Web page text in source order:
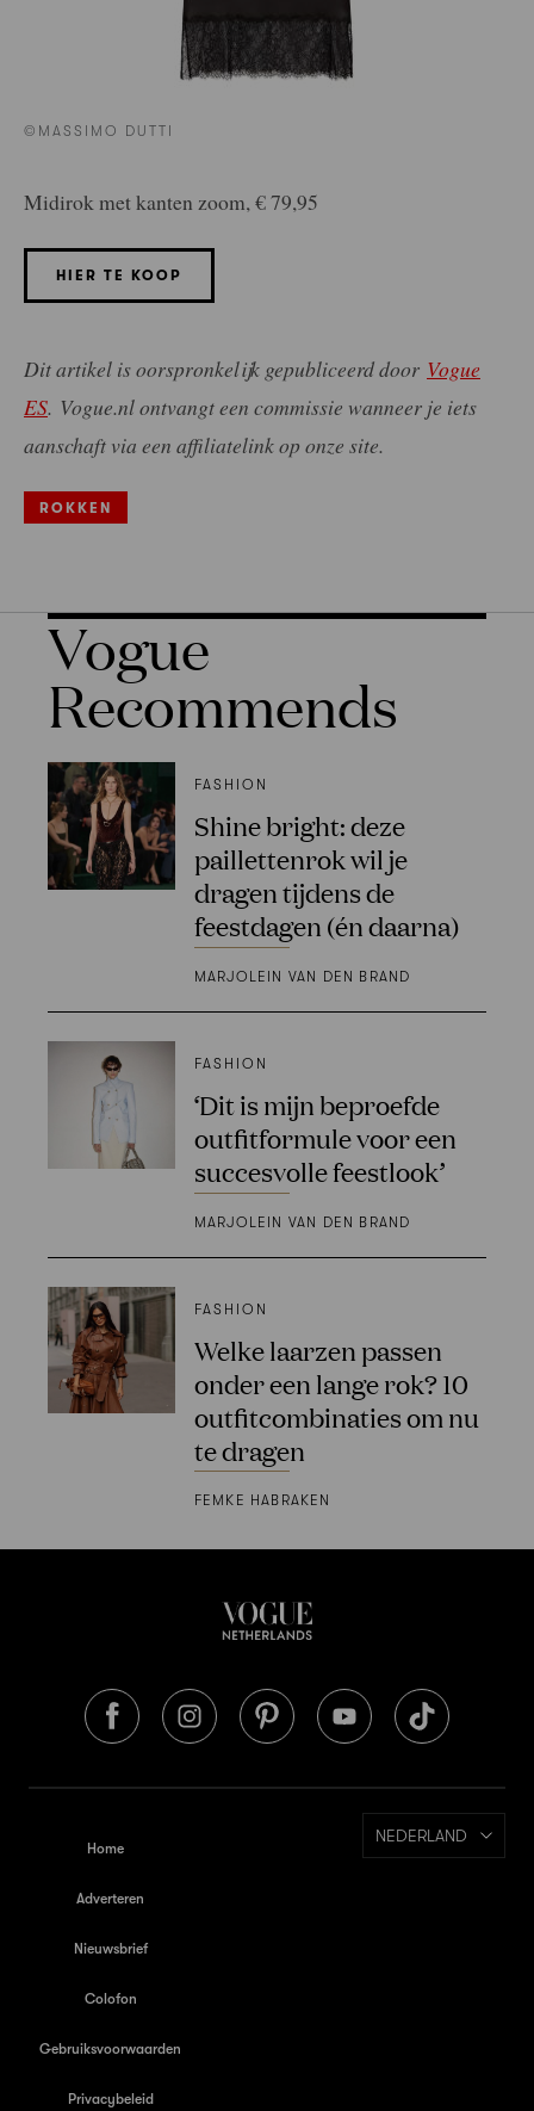
©MASSIMO DUTTI
Midirok met kanten zoom, € 79,95
HIER TE KOOP
Dit artikel is oorspronkelijk gepubliceerd door Vogue
ES. Vogue.nl ontvangt een commissie wanneer je iets
aanschaft via een affiliatelink op onze site.
ROKKEN
Vogue
Recommends
FASHION
Shine bright: deze
paillettenrok wil je
dragen tijdens de
feestdagen (én daarna)
MARJOLEIN VAN DEN BRAND
FASHION
‘Dit is mijn beproefde
outfitformule voor een
succesvolle feestlook’
MARJOLEIN VAN DEN BRAND
FASHION
Welke laarzen passen
onder een lange rok? 10
outfitcombinaties om nu
te dragen
FEMKE HABRAKEN
Home
Adverteren
Nieuwsbrief
Colofon
Gebruiksvoorwaarden
Privacybeleid
NEDERLAND